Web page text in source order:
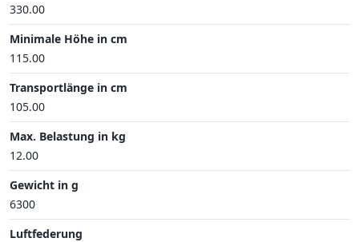
330.00
Minimale Höhe in cm
115.00
Transportlänge in cm
105.00
Max. Belastung in kg
12.00
Gewicht in g
6300
Luftfederung